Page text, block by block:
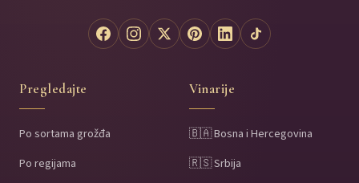
Pregledajte
Po sortama grožđa
Po regijama
Vinarije
🇧🇦 Bosna i Hercegovina
🇷🇸 Srbija